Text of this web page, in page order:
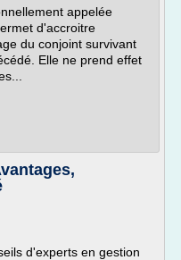
appelée
d'accroitre
du conjoint survivant
Elle ne prend effet
d'experts en gestion